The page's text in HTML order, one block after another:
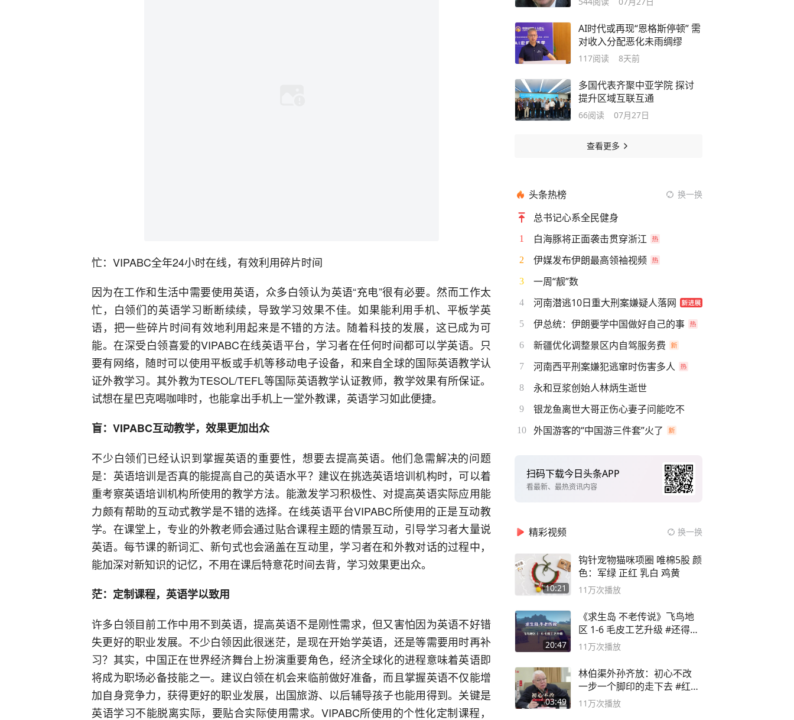
忙：VIPABC全年24小时在线，有效利用碎片时间
因为在工作和生活中需要使用英语，众多白领认为英语“充电”很有必要。然而工作太
忙，白领们的英语学习断断续续，导致学习效果不佳。如果能利用手机、平板学英
语，把一些碎片时间有效地利用起来是不错的方法。随着科技的发展，这已成为可
能。在深受白领喜爱的VIPABC在线英语平台，学习者在任何时间都可以学英语。只
要有网络，随时可以使用平板或手机等移动电子设备，和来自全球的国际英语教学认
证外教学习。其外教为TESOL/TEFL等国际英语教学认证教师，教学效果有所保证。
试想在星巴克喝咖啡时，也能拿出手机上一堂外教课，英语学习如此便捷。
盲：VIPABC互动教学，效果更加出众
不少白领们已经认识到掌握英语的重要性，想要去提高英语。他们急需解决的问题
是：英语培训是否真的能提高自己的英语水平？建议在挑选英语培训机构时，可以着
重考察英语培训机构所使用的教学方法。能激发学习积极性、对提高英语实际应用能
力颇有帮助的互动式教学是不错的选择。在线英语平台VIPABC所使用的正是互动教
学。在课堂上，专业的外教老师会通过贴合课程主题的情景互动，引导学习者大量说
英语。每节课的新词汇、新句式也会涵盖在互动里，学习者在和外教对话的过程中，
能加深对新知识的记忆，不用在课后特意花时间去背，学习效果更出众。
茫：定制课程，英语学以致用
许多白领目前工作中用不到英语，提高英语不是刚性需求，但又害怕因为英语不好错
失更好的职业发展。不少白领因此很迷茫，是现在开始学英语，还是等需要用时再补
习？其实，中国正在世界经济舞台上扮演重要角色，经济全球化的进程意味着英语即
将成为职场必备技能之一。建议白领在机会来临前做好准备，而且掌握英语不仅能增
加自身竞争力，获得更好的职业发展，出国旅游、以后辅导孩子也能用得到。关键是
英语学习不能脱离实际，要贴合实际使用需求。VIPABC所使用的个性化定制课程，
AI时代或再现“恩格斯停顿” 需
对收入分配恶化未雨绸缪
117阅读 8天前
多国代表齐聚中亚学院 探讨
提升区域互联互通
66阅读 07月27日
查看更多
头条热榜 换一换
总书记心系全民健身
1 白海豚将正面袭击贯穿浙江
2 伊媒发布伊朗最高领袖视频
3 一周“靓”数
4 河南潜逃10日重大刑案嫌疑人落网
5 伊总统：伊朗要学中国做好自己的事
6 新疆优化调整景区内自驾服务费
7 河南西平刑案嫌犯逃窜时伤害多人
8 永和豆浆创始人林炳生逝世
9 银龙鱼离世大哥正伤心妻子问能吃不
10 外国游客的“中国游三件套”火了
扫码下载今日头条APP
看最新、最热资讯内容
精彩视频 换一换
10:21
钩针宠物猫咪项圈 唯棉5股 颜
色：军绿 正红 乳白 鸡黄
11万次播放
20:47
《求生岛 不老传说》飞鸟地
区 1-6 毛皮工艺升级 #还得是
主机大作
11万次播放
03:49
林伯渠外孙齐放：初心不改
一步一个脚印的走下去 #红船
论坛
11万次播放